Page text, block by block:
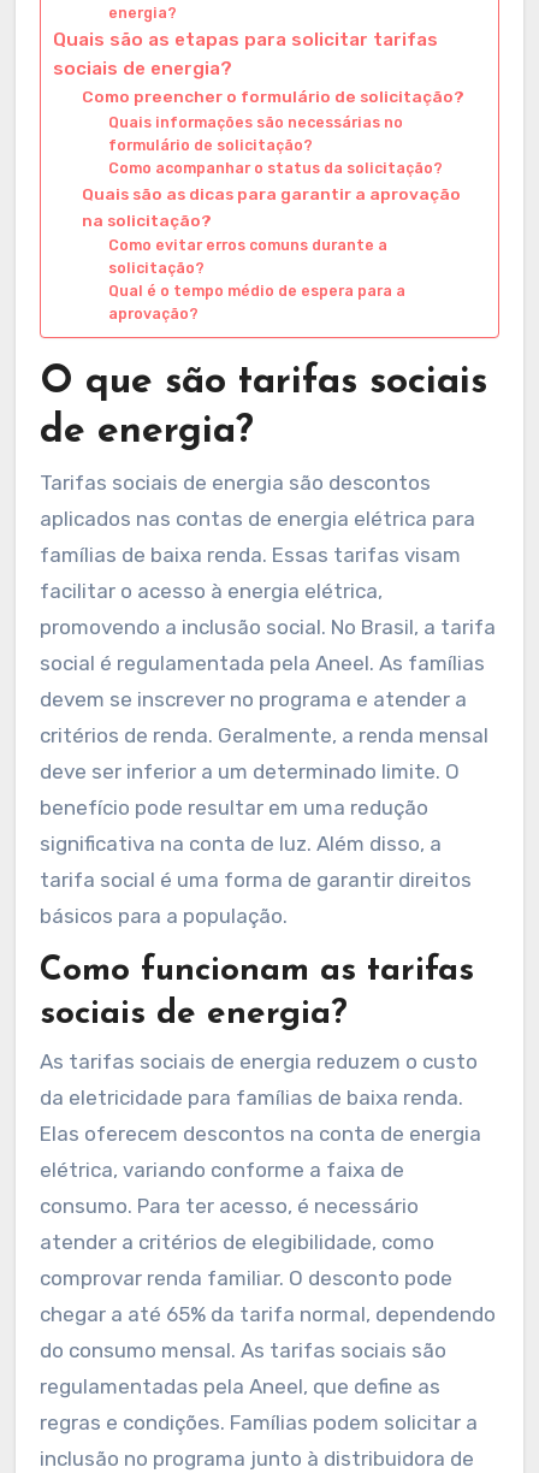
energia?
Quais são as etapas para solicitar tarifas
sociais de energia?
Como preencher o formulário de solicitação?
Quais informações são necessárias no
formulário de solicitação?
Como acompanhar o status da solicitação?
Quais são as dicas para garantir a aprovação
na solicitação?
Como evitar erros comuns durante a
solicitação?
Qual é o tempo médio de espera para a
aprovação?
O que são tarifas sociais
de energia?
Tarifas sociais de energia são descontos
aplicados nas contas de energia elétrica para
famílias de baixa renda. Essas tarifas visam
facilitar o acesso à energia elétrica,
promovendo a inclusão social. No Brasil, a tarifa
social é regulamentada pela Aneel. As famílias
devem se inscrever no programa e atender a
critérios de renda. Geralmente, a renda mensal
deve ser inferior a um determinado limite. O
benefício pode resultar em uma redução
significativa na conta de luz. Além disso, a
tarifa social é uma forma de garantir direitos
básicos para a população.
Como funcionam as tarifas
sociais de energia?
As tarifas sociais de energia reduzem o custo
da eletricidade para famílias de baixa renda.
Elas oferecem descontos na conta de energia
elétrica, variando conforme a faixa de
consumo. Para ter acesso, é necessário
atender a critérios de elegibilidade, como
comprovar renda familiar. O desconto pode
chegar a até 65% da tarifa normal, dependendo
do consumo mensal. As tarifas sociais são
regulamentadas pela Aneel, que define as
regras e condições. Famílias podem solicitar a
inclusão no programa junto à distribuidora de